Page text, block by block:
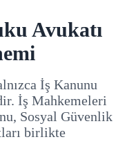
Avukatı
İş Kanunu
İş Mahkemeleri
Sosyal Güvenlik
birlikte